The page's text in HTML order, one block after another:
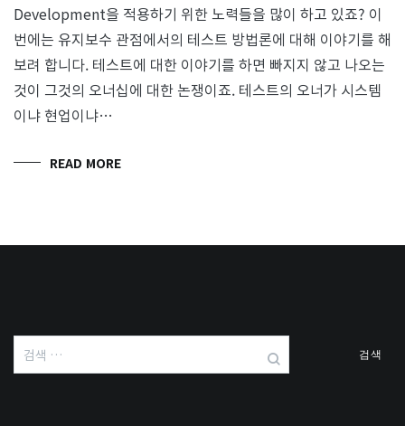
Development을 적용하기 위한 노력들을 많이 하고 있죠? 이
번에는 유지보수 관점에서의 테스트 방법론에 대해 이야기를 해
보려 합니다. 테스트에 대한 이야기를 하면 빠지지 않고 나오는
것이 그것의 오너십에 대한 논쟁이죠. 테스트의 오너가 시스템
이냐 현업이냐…
READ MORE
검
색: